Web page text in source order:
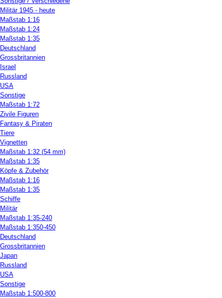
Militär 1945 - heute
Maßstab 1:16
Maßstab 1:24
Maßstab 1:35
Deutschland
Grossbritannien
Israel
Russland
USA
Sonstige
Maßstab 1:72
Zivile Figuren
Fantasy & Piraten
Tiere
Vignetten
Maßstab 1:32 (54 mm)
Maßstab 1:35
Köpfe & Zubehör
Maßstab 1:16
Maßstab 1:35
Schiffe
Militär
Maßstab 1:35-240
Maßstab 1:350-450
Deutschland
Grossbritannien
Japan
Russland
USA
Sonstige
Maßstab 1:500-800